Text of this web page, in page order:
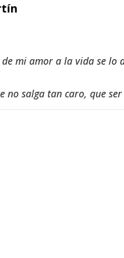
de mi amor a la vida se lo
no salga tan caro, que